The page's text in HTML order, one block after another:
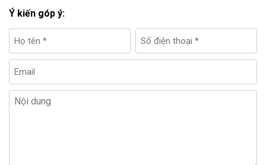
Ý kiến góp ý: